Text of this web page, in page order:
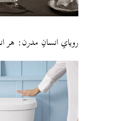
رویایِ انسانِ مدرن: هر